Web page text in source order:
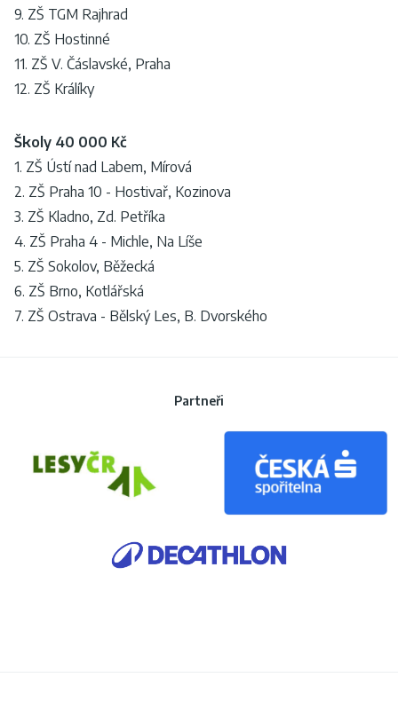
9. ZŠ TGM Rajhrad
10. ZŠ Hostinné
11. ZŠ V. Čáslavské, Praha
12. ZŠ Králíky
Školy 40 000 Kč
1. ZŠ Ústí nad Labem, Mírová
2. ZŠ Praha 10 - Hostivař, Kozinova
3. ZŠ Kladno, Zd. Petříka
4. ZŠ Praha 4 - Michle, Na Líše
5. ZŠ Sokolov, Běžecká
6. ZŠ Brno, Kotlářská
7. ZŠ Ostrava - Bělský Les, B. Dvorského
Partneři